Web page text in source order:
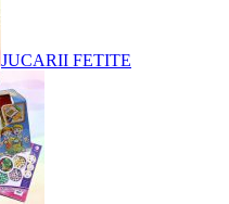
JUCARII FETITE